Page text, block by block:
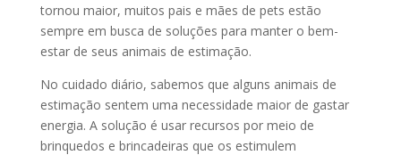
tornou maior, muitos pais e mães de pets estão
sempre em busca de soluções para manter o bem-
estar de seus animais de estimação.
No cuidado diário, sabemos que alguns animais de
estimação sentem uma necessidade maior de gastar
energia. A solução é usar recursos por meio de
brinquedos e brincadeiras que os estimulem